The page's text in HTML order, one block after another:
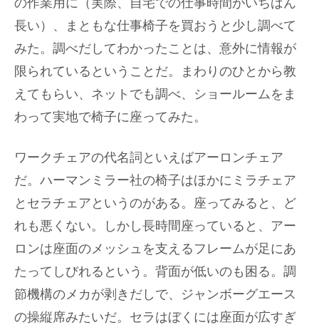
の作業用に（実際、自宅での仕事時間がいちばん
長い）、まともな仕事椅子を買おうと少し調べて
みた。調べだしてわかったことは、意外に情報が
限られているということだ。まわりのひとから教
えてもらい、ネットでも調べ、ショールームをま
わって実地で椅子に座ってみた。
ワークチェアの代名詞といえばアーロンチェア
だ。ハーマンミラー社の椅子はほかにミラチェア
とセラチェアというのがある。座ってみると、ど
れも悪くない。しかし長時間座っていると、アー
ロンは座面のメッシュを支えるフレームが足にあ
たってしびれるという。背面が低いのも困る。調
節機構のメカが剥きだしで、ジャンボーグエース
の操縦席みたいだ。セラはぼくには座面が広すぎ